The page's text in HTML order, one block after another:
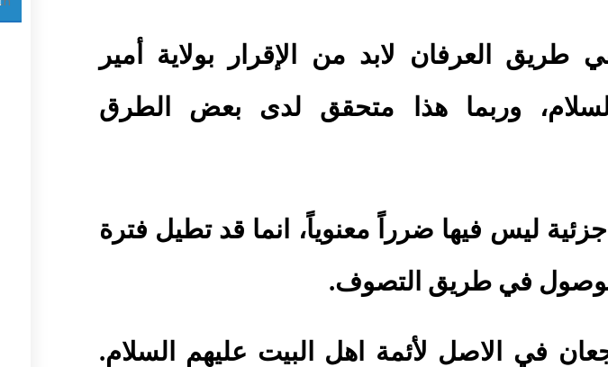
طريق العرفان لابد من الإقرار بولاية أمير
السلام، وربما هذا متحقق لدى بعض الطرق
جزئية ليس فيها ضرراً معنوياً، انما قد تطيل فترة
في طريق التصوف.
في الاصل لأئمة اهل البيت عليهم السلام.